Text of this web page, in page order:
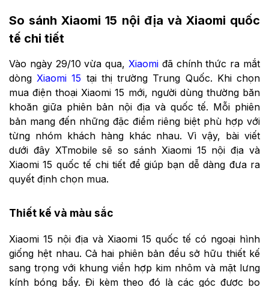
So sánh Xiaomi 15 nội địa và Xiaomi quốc
tế chi tiết
Vào ngày 29/10 vừa qua, Xiaomi đã chính thức ra mắt
dòng Xiaomi 15 tại thị trường Trung Quốc. Khi chọn
mua điện thoại Xiaomi 15 mới, người dùng thường băn
khoăn giữa phiên bản nội địa và quốc tế. Mỗi phiên
bản mang đến những đặc điểm riêng biệt phù hợp với
từng nhóm khách hàng khác nhau. Vì vậy, bài viết
dưới đây XTmobile sẽ so sánh Xiaomi 15 nội địa và
Xiaomi 15 quốc tế chi tiết để giúp bạn dễ dàng đưa ra
quyết định chọn mua.
Thiết kế và màu sắc
Xiaomi 15 nội địa và Xiaomi 15 quốc tế có ngoại hình
giống hệt nhau. Cả hai phiên bản đều sở hữu thiết kế
sang trọng với khung viền hợp kim nhôm và mặt lưng
kính bóng bẩy. Đi kèm theo đó là các góc được bo